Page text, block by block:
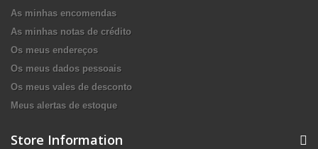
As minhas encomendas
As minhas notas de crédito
Os meus endereços
Os meus dados pessoais
Os meus vales de desconto
Meus alertas de estoque
Store Information